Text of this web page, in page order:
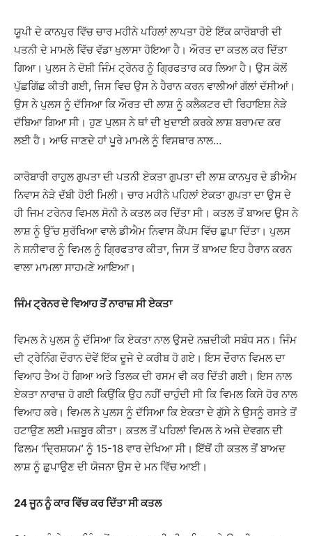
ਯੂਪੀ ਦੇ ਕਾਨਪੁਰ ਵਿੱਚ ਚਾਰ ਮਹੀਨੇ ਪਹਿਲਾਂ ਲਾਪਤਾ ਹੋਏ ਇੱਕ ਕਾਰੋਬਾਰੀ ਦੀ
ਪਤਨੀ ਦੇ ਮਾਮਲੇ ਵਿੱਚ ਵੱਡਾ ਖੁਲਾਸਾ ਹੋਇਆ ਹੈ। ਔਰਤ ਦਾ ਕਤਲ ਕਰ ਦਿੱਤਾ
ਗਿਆ। ਪੁਲਸ ਨੇ ਦੋਸ਼ੀ ਜਿੰਮ ਟ੍ਰੇਨਰ ਨੂੰ ਗ੍ਰਿਫਤਾਰ ਕਰ ਲਿਆ ਹੈ। ਉਸ ਕੋਲੋਂ
ਪੁੱਛਗਿੱਛ ਕੀਤੀ ਗਈ, ਜਿਸ ਵਿਚ ਉਸ ਨੇ ਹੈਰਾਨ ਕਰਨ ਵਾਲੀਆਂ ਗੱਲਾਂ ਦੱਸੀਆਂ।
ਉਸ ਨੇ ਪੁਲਸ ਨੂੰ ਦੱਸਿਆ ਕਿ ਔਰਤ ਦੀ ਲਾਸ਼ ਨੂੰ ਕਲੈਕਟਰ ਦੀ ਰਿਹਾਇਸ਼ ਨੇੜੇ
ਦੱਬਿਆ ਗਿਆ ਸੀ। ਹੁਣ ਪੁਲਸ ਨੇ ਥਾਂ ਦੀ ਖੁਦਾਈ ਕਰਕੇ ਲਾਸ਼ ਬਰਾਮਦ ਕਰ
ਲਈ ਹੈ। ਆਓ ਜਾਣਦੇ ਹਾਂ ਪੂਰੇ ਮਾਮਲੇ ਨੂੰ ਵਿਸਥਾਰ ਨਾਲ…
ਕਾਰੋਬਾਰੀ ਰਾਹੁਲ ਗੁਪਤਾ ਦੀ ਪਤਨੀ ਏਕਤਾ ਗੁਪਤਾ ਦੀ ਲਾਸ਼ ਕਾਨਪੁਰ ਦੇ ਡੀਐਮ
ਨਿਵਾਸ ਨੇੜੇ ਦੱਬੀ ਹੋਈ ਮਿਲੀ। ਚਾਰ ਮਹੀਨੇ ਪਹਿਲਾਂ ਏਕਤਾ ਗੁਪਤਾ ਦਾ ਉਸ ਦੇ
ਹੀ ਜਿਮ ਟਰੇਨਰ ਵਿਮਲ ਸੋਨੀ ਨੇ ਕਤਲ ਕਰ ਦਿੱਤਾ ਸੀ। ਕਤਲ ਤੋਂ ਬਾਅਦ ਉਸ ਨੇ
ਲਾਸ਼ ਨੂੰ ਉੱਚ ਸੁਰੱਖਿਆ ਵਾਲੇ ਡੀਐਮ ਨਿਵਾਸ ਕੈਂਪਸ ਵਿੱਚ ਛੁਪਾ ਦਿੱਤਾ। ਪੁਲਸ
ਨੇ ਸ਼ਨੀਵਾਰ ਨੂੰ ਵਿਮਲ ਨੂੰ ਗ੍ਰਿਫਤਾਰ ਕੀਤਾ, ਜਿਸ ਤੋਂ ਬਾਅਦ ਇਹ ਹੈਰਾਨ ਕਰਨ
ਵਾਲਾ ਮਾਮਲਾ ਸਾਹਮਣੇ ਆਇਆ।
ਜਿੰਮ ਟ੍ਰੇਨਰ ਦੇ ਵਿਆਹ ਤੋਂ ਨਾਰਾਜ਼ ਸੀ ਏਕਤਾ
ਵਿਮਲ ਨੇ ਪੁਲਸ ਨੂੰ ਦੱਸਿਆ ਕਿ ਏਕਤਾ ਨਾਲ ਉਸਦੇ ਨਜ਼ਦੀਕੀ ਸਬੰਧ ਸਨ। ਜਿੰਮ
ਦੀ ਟ੍ਰੇਨਿੰਗ ਦੌਰਾਨ ਦੋਵੇਂ ਇੱਕ ਦੂਜੇ ਦੇ ਕਰੀਬ ਹੋ ਗਏ। ਇਸ ਦੌਰਾਨ ਵਿਮਲ ਦਾ
ਵਿਆਹ ਤੈਅ ਹੋ ਗਿਆ ਅਤੇ ਤਿਲਕ ਦੀ ਰਸਮ ਵੀ ਕਰ ਦਿੱਤੀ ਗਈ। ਇਸ ਨਾਲ
ਏਕਤਾ ਨਾਰਾਜ਼ ਹੋ ਗਈ ਕਿਉਂਕਿ ਉਹ ਨਹੀਂ ਚਾਹੁੰਦੀ ਸੀ ਕਿ ਵਿਮਲ ਕਿਸੇ ਹੋਰ ਨਾਲ
ਵਿਆਹ ਕਰੇ। ਵਿਮਲ ਨੇ ਪੁਲਸ ਨੂੰ ਦੱਸਿਆ ਕਿ ਏਕਤਾ ਦੇ ਗੁੱਸੇ ਨੇ ਉਸਨੂੰ ਰਸਤੇ ਤੋਂ
ਹਟਾਉਣ ਲਈ ਮਜ਼ਬੂਰ ਕੀਤਾ। ਕਤਲ ਤੋਂ ਪਹਿਲਾਂ ਵਿਮਲ ਨੇ ਅਜੇ ਦੇਵਗਨ ਦੀ
ਫਿਲਮ ‘ਦ੍ਰਿਸ਼ਯਮ’ ਨੂੰ 15-18 ਵਾਰ ਦੇਖਿਆ ਸੀ। ਇੱਥੋਂ ਹੀ ਕਤਲ ਤੋਂ ਬਾਅਦ
ਲਾਸ਼ ਨੂੰ ਛੁਪਾਉਣ ਦੀ ਯੋਜਨਾ ਉਸ ਦੇ ਮਨ ਵਿੱਚ ਆਈ।
24 ਜੂਨ ਨੂੰ ਕਾਰ ਵਿੱਚ ਕਰ ਦਿੱਤਾ ਸੀ ਕਤਲ